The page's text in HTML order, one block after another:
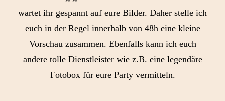
wartet ihr gespannt auf eure Bilder. Daher stelle ich
euch in der Regel innerhalb von 48h eine kleine
Vorschau zusammen. Ebenfalls kann ich euch
andere tolle Dienstleister wie z.B. eine legendäre
Fotobox für eure Party vermitteln.